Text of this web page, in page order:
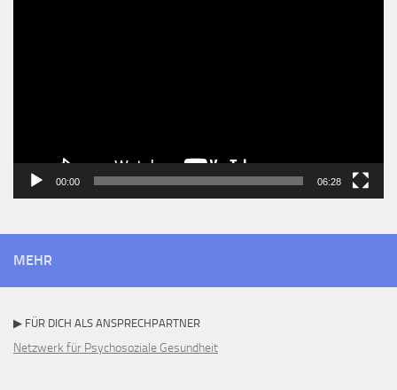
00:00 06:28
MEHR
▶ FÜR DICH ALS ANSPRECHPARTNER
Netzwerk für Psychosoziale Gesundheit